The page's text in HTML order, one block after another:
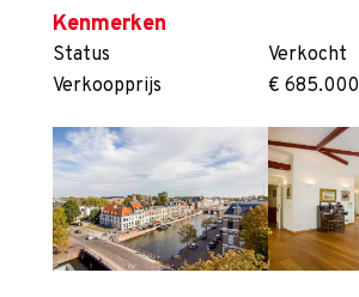
Kenmerken
Status
Verkocht
Verkoopprijs
€ 685.000